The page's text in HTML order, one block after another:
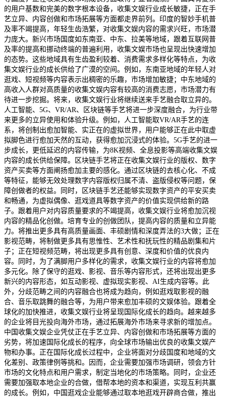
的用户基数和完美的数字根本设备，收集文娱行业成长敏捷，正在手
艺立异、内容创做和市场拓展等方面都走界前列。印度的智妙手机普
及率不竭提高，年轻生齿浩繁，对收集文娱内容的需求兴旺，市场潜
力庞大。新兴市场国度如东南亚、中东、拉美等地域，跟着互联网普
及率的提高和挪动终端的普遍利用，收集文娱市场也呈现出快速增加
的态势。这些地域具有生齿盈利较着、消费需求多样化等特点，为收
集文娱行业的成长供给了广漠的空间。例如，东南亚地域的年轻人对
逛戏、短视频等内容表示出稠密的乐趣，市场增加敏捷；中东地域的
高收入人群对高质量的收集文娱内容有较高的消费志愿，市场潜力有
待进一步挖掘。将来，收集文娱行业将继续送来手艺融合取立异的。
人工智能、5G、VR/AR、区块链等手艺将进一步深度融合，为行业带
来更多的立异使用和体验升级。例如，人工智能取VR/AR手艺的连
系，将创制出愈加智能、实正在的虚拟世界，用户能够正在此中取虚
拟脚色进行愈加天然的互动，获得愈加沉浸式的体验。5G手艺的进一
步成长，更低延迟的内容传输，为8K视频、全息投影等高端收集文娱
内容的成长供给保障。区块链手艺将正在收集文娱行业的版权、数字
资产买卖等方面阐扬愈加主要的感化。通过区块链的去核心化、不成
等特征，能够无效处理数字内容版权归属不清、盗版侵权等问题，保
障创做者的权益。同时，区块链手艺还能够实现数字资产的平安买卖
和畅通，为虚拟偶像、逛戏道具等数字资产的价值实现供给新的路
子。跟着用户对内容质量要求的不竭提高，收集文娱行业将愈加沉视
内容的精品化创做。培育专业的创做团队，提高内容的质量和立异能
力。将推出更多具有高质量画面、丰硕剧情和深度弄法的3大做；正在
影视范畴，将制做更多具有思惟性、艺术性和抚玩性的精品剧集和片
子；正在短视频范畴，将出现更多具有创意、深度和价值的优良内
容。同时，为了满脚用户多样化的需求，收集文娱行业的内容将愈加
多元化。除了保守的逛戏、影视、音乐等内容形式，还将出现出更多
新兴的内容形态，如互动影视、虚拟现实影视、AI生成内容等。此
外，分歧范畴之间的内容融合也将成为趋向，例如逛戏取影视的融
合、音乐取跳舞的融合等，为用户带来愈加丰硕的文娱体验。跟着全
球化的加快推进，收集文娱行业将呈现国际化成长的趋向。越来越多
的企业将目光投向海外市场，通过拓展海外市场来寻求新的增加点。
中国收集文娱企业凭仗正在手艺立异、内容创做和市场拓展等方面的
劣势，将加速国际化成长的程序，向全球市场输出优良的收集文娱产
物和办事。正在国际化成长过程中，企业将面对分歧国度和地域的文
化差别、政策律例等挑和。因而，企业需要加强市场调研，领会方针
市场的文化特点和用户需求，制定当地化的市场策略。同时，企业还
需要加强取本地企业的合做，借帮本地的资本和渠道，实现互利共赢
的成长。例如，中国逛戏企业能够通过取本地逛戏开辟商合做，推出